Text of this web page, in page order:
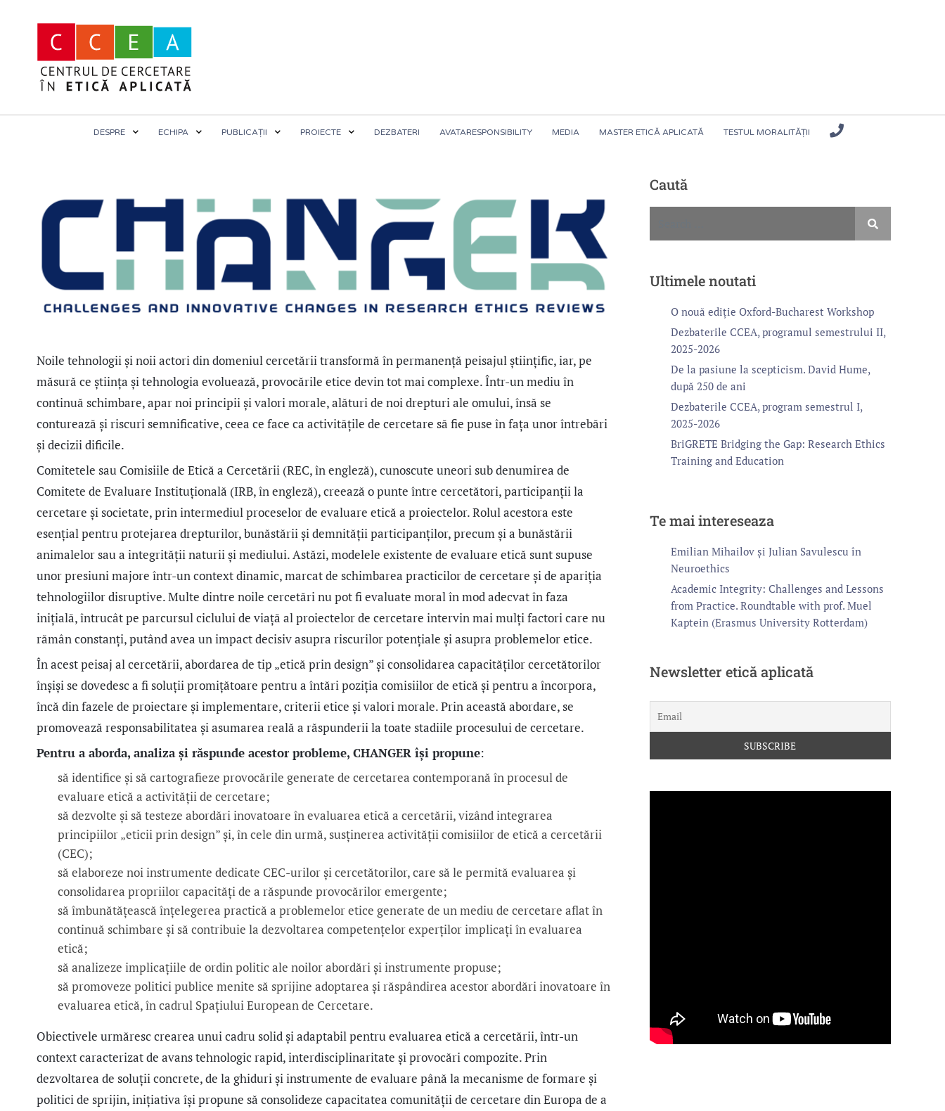
DESPRE ECHIPA PUBLICAȚII PROIECTE DEZBATERI AVATARESPONSIBILITY MEDIA MASTER ETICĂ APLICATĂ TESTUL MORALITĂȚII
Noile tehnologii și noii actori din domeniul cercetării transformă în permanență peisajul științific, iar, pe
măsură ce știința și tehnologia evoluează, provocările etice devin tot mai complexe. Într-un mediu în
continuă schimbare, apar noi principii și valori morale, alături de noi drepturi ale omului, însă se
conturează și riscuri semnificative, ceea ce face ca activitățile de cercetare să fie puse în fața unor întrebări
și decizii dificile.
Comitetele sau Comisiile de Etică a Cercetării (REC, în engleză), cunoscute uneori sub denumirea de
Comitete de Evaluare Instituțională (IRB, în engleză), creează o punte între cercetători, participanții la
cercetare și societate, prin intermediul proceselor de evaluare etică a proiectelor. Rolul acestora este
esențial pentru protejarea drepturilor, bunăstării și demnității participanților, precum și a bunăstării
animalelor sau a integrității naturii și mediului. Astăzi, modelele existente de evaluare etică sunt supuse
unor presiuni majore într-un context dinamic, marcat de schimbarea practicilor de cercetare și de apariția
tehnologiilor disruptive. Multe dintre noile cercetări nu pot fi evaluate moral în mod adecvat în faza
inițială, întrucât pe parcursul ciclului de viață al proiectelor de cercetare intervin mai mulți factori care nu
rămân constanți, putând avea un impact decisiv asupra riscurilor potențiale și asupra problemelor etice.
În acest peisaj al cercetării, abordarea de tip „etică prin design” și consolidarea capacităților cercetătorilor
înșiși se dovedesc a fi soluții promițătoare pentru a întări poziția comisiilor de etică și pentru a încorpora,
încă din fazele de proiectare și implementare, criterii etice și valori morale. Prin această abordare, se
promovează responsabilitatea și asumarea reală a răspunderii la toate stadiile procesului de cercetare.
Pentru a aborda, analiza și răspunde acestor probleme, CHANGER își propune:
să identifice și să cartografieze provocările generate de cercetarea contemporană în procesul de
evaluare etică a activității de cercetare;
să dezvolte și să testeze abordări inovatoare în evaluarea etică a cercetării, vizând integrarea
principiilor „eticii prin design” și, în cele din urmă, susținerea activității comisiilor de etică a cercetării
(CEC);
să elaboreze noi instrumente dedicate CEC-urilor și cercetătorilor, care să le permită evaluarea și
consolidarea propriilor capacități de a răspunde provocărilor emergente;
să îmbunătățească înțelegerea practică a problemelor etice generate de un mediu de cercetare aflat în
continuă schimbare și să contribuie la dezvoltarea competențelor experților implicați în evaluarea
etică;
să analizeze implicațiile de ordin politic ale noilor abordări și instrumente propuse;
să promoveze politici publice menite să sprijine adoptarea și răspândirea acestor abordări inovatoare în
evaluarea etică, în cadrul Spațiului European de Cercetare.
Obiectivele urmăresc crearea unui cadru solid și adaptabil pentru evaluarea etică a cercetării, într-un
context caracterizat de avans tehnologic rapid, interdisciplinaritate și provocări compozite. Prin
dezvoltarea de soluții concrete, de la ghiduri și instrumente de evaluare până la mecanisme de formare și
politici de sprijin, inițiativa își propune să consolideze capacitatea comunității de cercetare din Europa de a
Caută
Ultimele noutati
O nouă ediție Oxford-Bucharest Workshop
Dezbaterile CCEA, programul semestrului II,
2025-2026
De la pasiune la scepticism. David Hume,
după 250 de ani
Dezbaterile CCEA, program semestrul I,
2025-2026
BriGRETE Bridging the Gap: Research Ethics
Training and Education
Te mai intereseaza
Emilian Mihailov și Julian Savulescu în
Neuroethics
Academic Integrity: Challenges and Lessons
from Practice. Roundtable with prof. Muel
Kaptein (Erasmus University Rotterdam)
Newsletter etică aplicată